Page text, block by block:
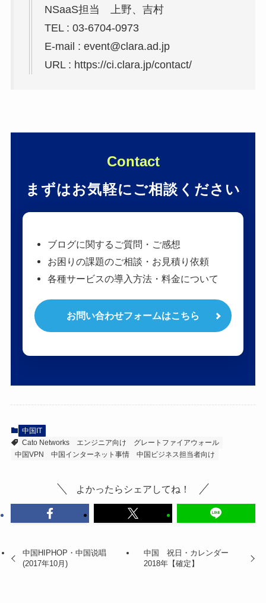
NSaaS担当 上野、吉村
TEL : 03-6704-0973
E-mail :event@clara.ad.jp
URL : https://ci.clara.jp/contact/
Contact
まずはお気軽にご相談ください
ブログに関するご質問・ご感想
お困りの課題のご相談・お見積り依頼
各種サービスの導入方法・料金について
お問い合わせフォームはこちら
中国IT
Cato Networks
エンジニア向け
グレートファイアウォール
中国VPN
中国インターネット事情 中国ビジネス担当者向け
よかったらシェアしてね！
中国HIPHOP・中国说唱
(2017年10月)
中国 祝日・カレンダー
2018年【確定】